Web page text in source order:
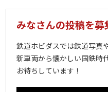
みなさんの投稿を募
鉄道ホビダスでは鉄道写真
新車両から懐かしい国鉄時
お待ちしています！